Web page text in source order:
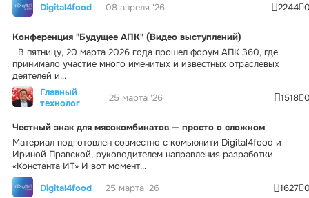
Digital4food
08 апреля '26 2244
Конференция "Будущее АПК" (Видео выступлений)
В пятницу, 20 марта 2026 года прошел форум АПК 360, где
принимало участие много именитых и известных отраслевых
деятелей и...
Главный
технолог
25 марта '26 1518
Честный знак для мясокомбинатов — просто о сложном
Материал подготовлен совместно с комьюнити Digital4food и
Ириной Правской, руководителем направления разработки
«Константа ИТ» И вот момент...
Digital4food
25 марта '26 1627